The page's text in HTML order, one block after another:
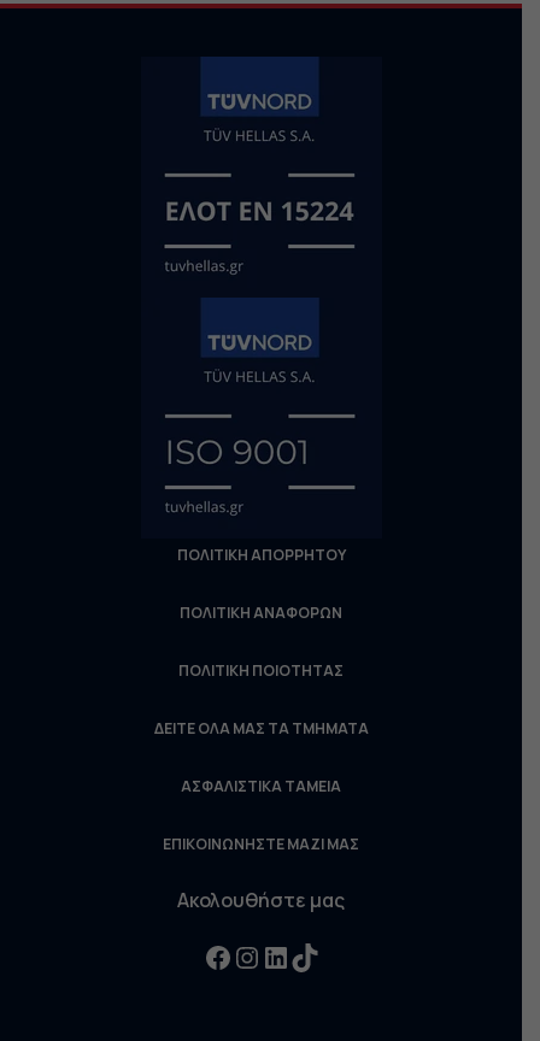
Ακολουθήστε μας
Facebook Instagram LinkedIn TikTok
ΔΕΙΤΕ ΟΛΑ ΜΑΣ ΤΑ ΤΜΗΜΑΤΑ
ΑΣΦΑΛΙΣΤΙΚΑ ΤΑΜΕΙΑ
ΕΠΙΚΟΙΝΩΝΗΣΤΕ ΜΑΖΙ ΜΑΣ
ΠΟΛΙΤΙΚΗ ΑΠΟΡΡΗΤΟΥ
ΠΟΛΙΤΙΚΗ ΑΝΑΦΟΡΩΝ
ΠΟΛΙΤΙΚΗ ΠΟΙΟΤΗΤΑΣ